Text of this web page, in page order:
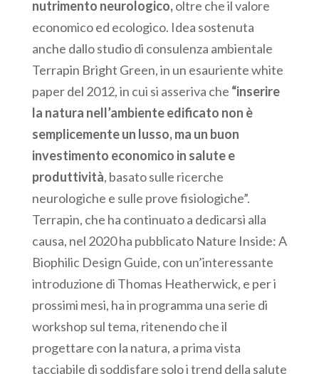
nutrimento neurologico,oltre che il valore
economico ed ecologico. Idea sostenuta
anche dallo studio di consulenza ambientale
Terrapin Bright Green, in un esauriente white
paper del 2012, in cui si asseriva che “inserire
la natura nell’ambiente edificato non è
semplicemente un lusso, ma un buon
investimento economico in salute e
produttività, basato sulle ricerche
neurologiche e sulle prove fisiologiche”.
Terrapin, che ha continuato a dedicarsi alla
causa, nel 2020 ha pubblicato Nature Inside: A
Biophilic Design Guide, con un’interessante
introduzione di Thomas Heatherwick, e per i
prossimi mesi, ha in programma una serie di
workshop sul tema, ritenendo che il
progettare con la natura, a prima vista
tacciabile di soddisfare solo i trend della salute